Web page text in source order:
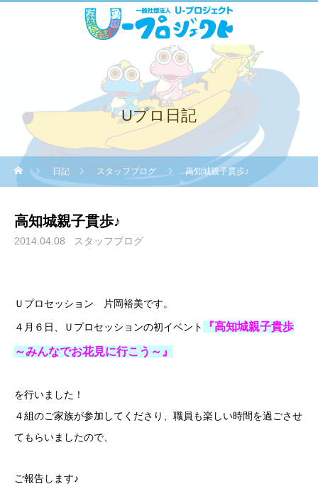
Uプロ日記
日記 スタッフブログ 高知城親子貫歩♪
高知城親子貫歩♪
2014.04.08 スタッフブログ
Ｕプロセッション 片岡裕美です。
４月６日、Ｕプロセッションの初イベント 『高知城親子貴歩
～みんなでお花見に行こう～』
を行いました！
４組のご家族が参加してくださり、職員も楽しい時間を過ごさせ
てもらいましたので、
ご報告します♪